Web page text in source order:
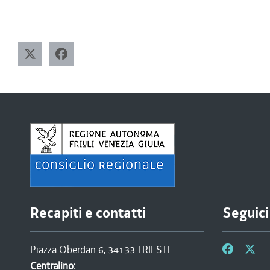
Recapiti e contatti
Piazza Oberdan 6, 34133 TRIESTE
Centralino: